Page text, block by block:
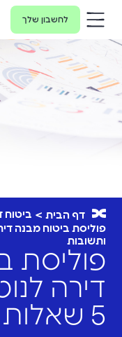
לחשבון שלך
דף הבית ביטוח
ותשובות
פוליסת
דירה
5 שאלות ותשובות